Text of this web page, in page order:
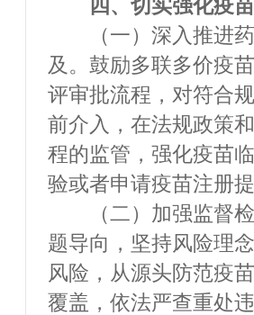
四、切实强化疫
（一）深入推进药
及。鼓励多联多价疫
评审批流程，对符合
前介入，在法规政策
程的监管，强化疫苗
验或者申请疫苗注册
（二）加强监督检
题导向，坚持风险理
风险，从源头防范疫
覆盖，依法严查重处